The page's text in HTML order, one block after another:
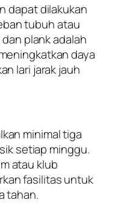
dapat dilakukan
tubuh atau
plank adalah
daya
lari jarak jauh
minimal tiga
setiap minggu.
atau klub
fasilitas untuk
tahan.